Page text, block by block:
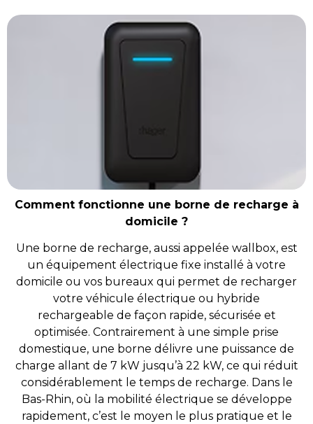
Comment fonctionne une borne de recharge à
domicile ?
Une borne de recharge, aussi appelée wallbox, est
un équipement électrique fixe installé à votre
domicile ou vos bureaux qui permet de recharger
votre véhicule électrique ou hybride
rechargeable de façon rapide, sécurisée et
optimisée. Contrairement à une simple prise
domestique, une borne délivre une puissance de
charge allant de 7 kW jusqu’à 22 kW, ce qui réduit
considérablement le temps de recharge. Dans le
Bas-Rhin, où la mobilité électrique se développe
rapidement, c’est le moyen le plus pratique et le